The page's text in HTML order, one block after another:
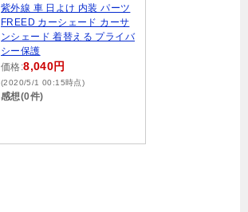
紫外線 車 日よけ 内装 パーツ
FREED カーシェード カーサ
ンシェード 着替える プライバ
シー保護
価格:8,040円
(2020/5/1 00:15時点)
感想(0件)